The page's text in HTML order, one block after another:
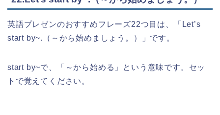
英語プレゼンのおすすめフレーズ22つ目は、「Let’s
start by~.（～から始めましょう。）」です。
start by~で、「～から始める」という意味です。セッ
トで覚えてください。